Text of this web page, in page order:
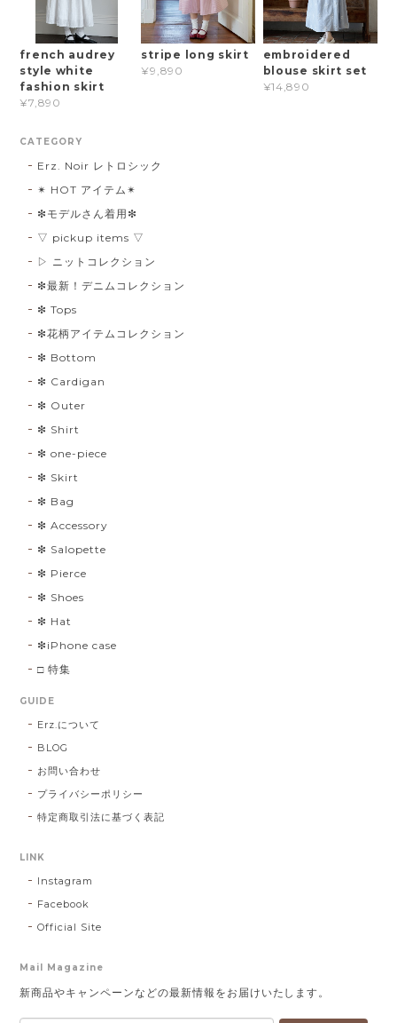
french audrey
style white
fashion skirt
¥7,890
stripe long skirt
¥9,890
embroidered
blouse skirt set
¥14,890
CATEGORY
Erz. Noir レトロシック
✴︎ HOT アイテム✴︎
❇︎モデルさん着用❇︎
▽ pickup items ▽
▷ ニットコレクション
❇︎最新！デニムコレクション
❇︎ Tops
❇︎花柄アイテムコレクション
❇︎ Bottom
❇︎ Cardigan
❇︎ Outer
❇︎ Shirt
❇︎ one-piece
❇︎ Skirt
❇︎ Bag
❇︎ Accessory
❇︎ Salopette
❇︎ Pierce
❇︎ Shoes
❇︎ Hat
❇︎iPhone case
□ 特集
GUIDE
Erz.について
BLOG
お問い合わせ
プライバシーポリシー
特定商取引法に基づく表記
LINK
Instagram
Facebook
Official Site
Mail Magazine
新商品やキャンペーンなどの最新情報をお届けいたします。